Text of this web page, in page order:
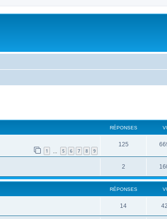
RÉPONSES
1 5 6 7 8 9
125
2
RÉPONSES
14